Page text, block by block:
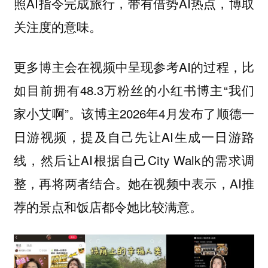
关注度的意味。
更多博主会在视频中呈现参考AI的过程，比
如目前拥有48.3万粉丝的小红书博主“我们
家小艾啊”。该博主2026年4月发布了顺德一
日游视频，提及自己先让AI生成一日游路
线，然后让AI根据自己City Walk的需求调
整，再将两者结合。她在视频中表示，AI推
荐的景点和饭店都令她比较满意。